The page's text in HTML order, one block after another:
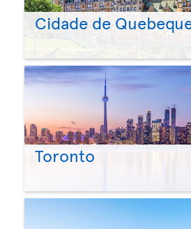
Cidade de
Toronto